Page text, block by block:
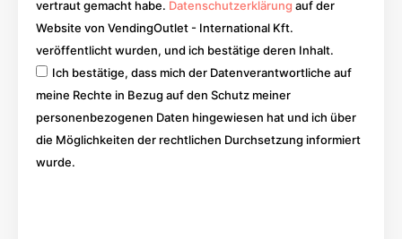
vertraut gemacht habe. Datenschutzerklärung auf der
Website von VendingOutlet - International Kft.
veröffentlicht wurden, und ich bestätige deren Inhalt.
Ich bestätige, dass mich der Datenverantwortliche auf
meine Rechte in Bezug auf den Schutz meiner
personenbezogenen Daten hingewiesen hat und ich über
die Möglichkeiten der rechtlichen Durchsetzung informiert
wurde.